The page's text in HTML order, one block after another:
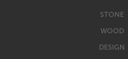
STONE
WOOD
DESIGN